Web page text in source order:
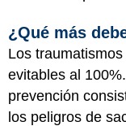
¿Qué más
Los
evitables al
prevención
los peligros de